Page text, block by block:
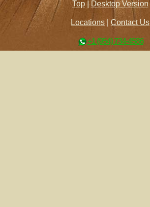
Top | Desktop Version
Locations Contact Us
+1 (954) 734-4586